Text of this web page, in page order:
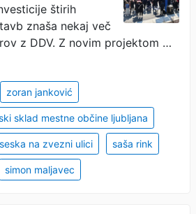
štirih
znaša nekaj več
z DDV. Z novim projektom …
zoran janković
sklad mestne občine ljubljana
na zvezni ulici saša rink
simon maljavec